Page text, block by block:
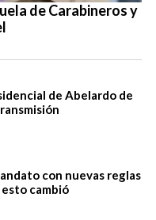
de Carabineros y
de Abelardo de
con nuevas reglas
cambió